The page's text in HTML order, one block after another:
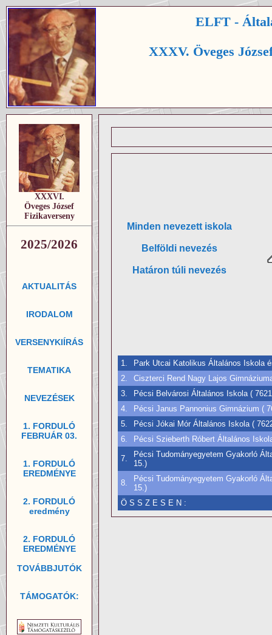
ELFT -
XXXV. Öveges
XXXVI.
Öveges József
Fizikaverseny
2025/2026
AKTUALITÁS
IRODALOM
VERSENYKIÍRÁS
TEMATIKA
NEVEZÉSEK
1. FORDULÓ
FEBRUÁR 03.
1. FORDULÓ
EREDMÉNYE
2. FORDULÓ
eredmény
2. FORDULÓ
EREDMÉNYE
TOVÁBBJUTÓK
TÁMOGATÓK:
Minden nevezett iskola
Belföldi nevezés
Határon túli nevezés
1.
Park Utcai Katolikus Általános Iskola
2.
Ciszterci Rend Nagy Lajos
3.
Pécsi Belvárosi Általános Iskola (
4.
Pécsi Janus Pannonius Gimnázium (
5.
Pécsi Jókai Mór Általános Iskola (
6.
Pécsi Szieberth Róbert Általános
7.
Pécsi Tudományegyetem Gyakorló
15.)
8.
Pécsi Tudományegyetem Gyakorló
15.)
Ö S S Z E S E N :